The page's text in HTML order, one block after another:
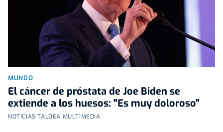
MUNDO
El cáncer de próstata de Joe Biden se
extiende a los huesos: "Es muy doloroso"
NOTICIAS TALDEA MULTIMEDIA